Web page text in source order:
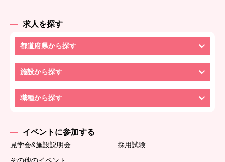
求人を探す
都道府県から探す
施設から探す
職種から探す
イベントに参加する
見学会&施設説明会
採用試験